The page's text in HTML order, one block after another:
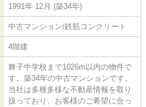
1991年 12月 (築34年)
中古マンション/鉄筋コンクリート
4階建
舞子中学校まで1026m以内の物件で
す。築34年の中古マンションです。
当社は多種多様な不動産情報を取り
扱っており、お客様のご希望に合っ